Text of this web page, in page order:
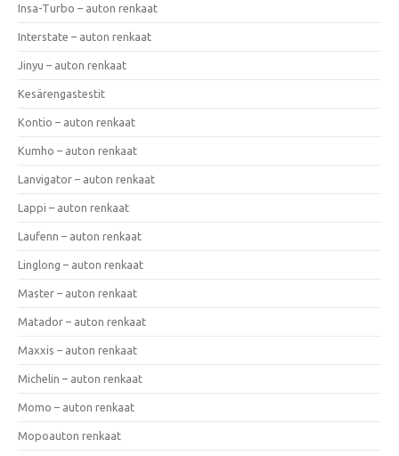
Insa-Turbo – auton renkaat
Interstate – auton renkaat
Jinyu – auton renkaat
Kesärengastestit
Kontio – auton renkaat
Kumho – auton renkaat
Lanvigator – auton renkaat
Lappi – auton renkaat
Laufenn – auton renkaat
Linglong – auton renkaat
Master – auton renkaat
Matador – auton renkaat
Maxxis – auton renkaat
Michelin – auton renkaat
Momo – auton renkaat
Mopoauton renkaat